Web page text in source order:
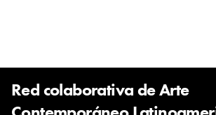
Red colaborativa de Arte